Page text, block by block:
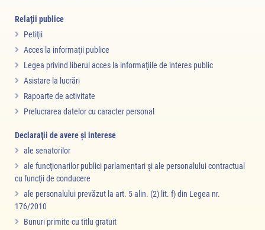
Relaţii publice
Petiţii
Acces la informaţii publice
Legea privind liberul acces la informaţiile de interes public
Asistare la lucrări
Rapoarte de activitate
Prelucrarea datelor cu caracter personal
Declaraţii de avere şi interese
ale senatorilor
ale funcţionarilor publici parlamentari şi ale personalului contractual
cu funcţii de conducere
ale personalului prevăzut la art. 5 alin. (2) lit. f) din Legea nr.
176/2010
Bunuri primite cu titlu gratuit